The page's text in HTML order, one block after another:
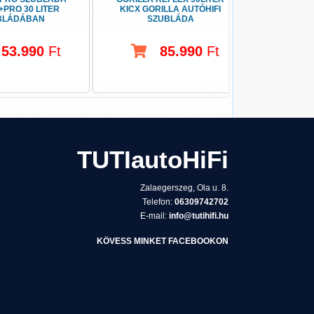
30 LITER
53.990 Ft
KICX GORILLA AUTÓHIFI
SZUBLÁDA
85.990 Ft
TUTIautoHiFi
Zalaegerszeg, Ola u. 8.
Telefon: 06309742702
E-mail: info@tutihifi.hu
KÖVESS MINKET FACEBOOKON